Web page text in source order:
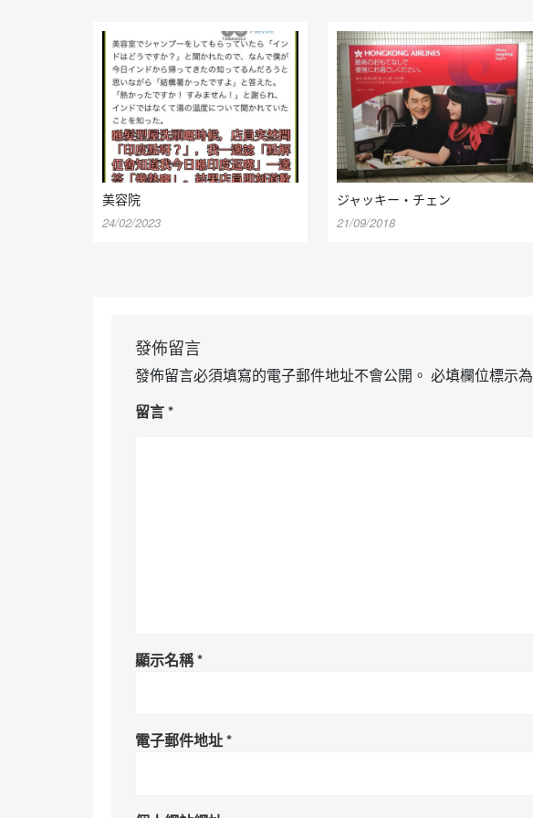
美容院
24/02/2023
ジャッキー・チェン
21/09/2018
發佈留言
發佈留言必須填寫的電子郵件地址不會公開。 必填欄位標示為
留言*
顯示名稱*
電子郵件地址*